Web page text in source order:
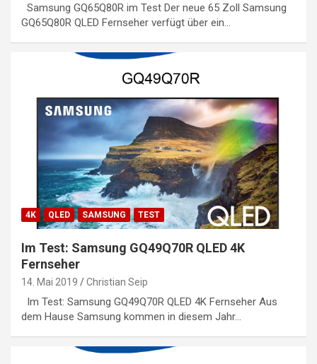
Samsung GQ65Q80R im Test Der neue 65 Zoll Samsung
GQ65Q80R QLED Fernseher verfügt über ein…
4K QLED SAMSUNG TEST
Im Test: Samsung GQ49Q70R QLED 4K
Fernseher
14. Mai 2019 Christian Seip
Im Test: Samsung GQ49Q70R QLED 4K Fernseher Aus
dem Hause Samsung kommen in diesem Jahr…